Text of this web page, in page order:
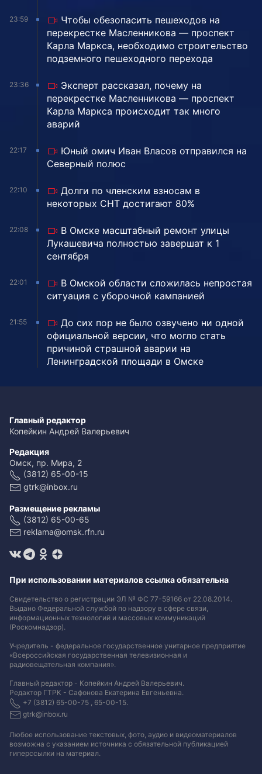
23:59
Чтобы обезопасить пешеходов на
перекрестке Масленникова — проспект
Карла Маркса, необходимо строительство
подземного пешеходного перехода
23:36
Эксперт рассказал, почему на
перекрестке Масленникова — проспект
Карла Маркса происходит так много
аварий
22:17
Юный омич Иван Власов отправился на
Северный полюс
22:10
Долги по членским взносам в
некоторых СНТ достигают 80%
22:08
В Омске масштабный ремонт улицы
Лукашевича полностью завершат к 1
сентября
22:01
В Омской области сложилась непростая
ситуация с уборочной кампанией
21:55
До сих пор не было озвучено ни одной
официальной версии, что могло стать
причиной страшной аварии на
Ленинградской площади в Омске
Главный редактор
Копейкин Андрей Валерьевич
Редакция
Омск, пр. Мира, 2
(3812) 65-00-15
gtrk@inbox.ru
Размещение рекламы
(3812) 65-00-65
reklama@omsk.rfn.ru
При использовании материалов ссылка обязательна
Свидетельство о регистрации ЭЛ № ФС 77-59166 от 22.08.2014.
Выдано Федеральной службой по надзору в сфере связи,
информационных технологий и массовых коммуникаций
(Роскомнадзор).
Учредитель - федеральное государственное унитарное предприятие
«Всероссийская государственная телевизионная и
радиовещательная компания».
Главный редактор - Копейкин Андрей Валерьевич.
Редактор ГТРК - Сафонова Екатерина Евгеньевна.
+7 (3812) 65-00-75 , 65-00-15.
gtrk@inbox.ru
Любое использование текстовых, фото, аудио и видеоматериалов
возможна с указанием источника с обязательной публикацией
гиперссылки на материал.